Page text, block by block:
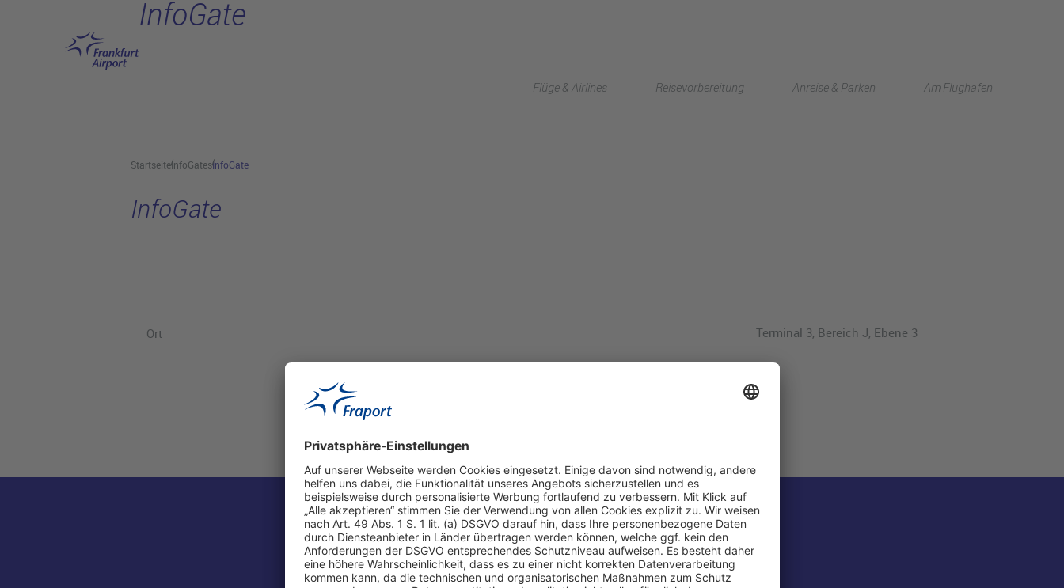
Flüge & Airlines Reisevorbereitung Anreise & Parken Am Flughafen
InfoGate
StartseiteInfoGatesInfoGate
InfoGate
Ort Terminal 3, Bereich J, Ebene 3